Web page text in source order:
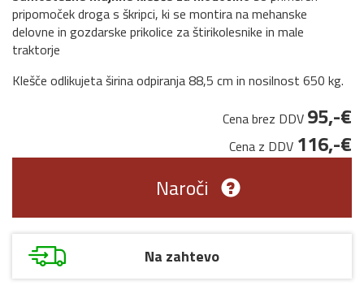
pripomoček droga s škripci, ki se montira na mehanske
delovne in gozdarske prikolice za štirikolesnike in male
traktorje
Klešče odlikujeta širina odpiranja 88,5 cm in nosilnost 650 kg.
Cena brez DDV 95,-€
Cena z DDV 116,-€
Naroči
Na zahtevo